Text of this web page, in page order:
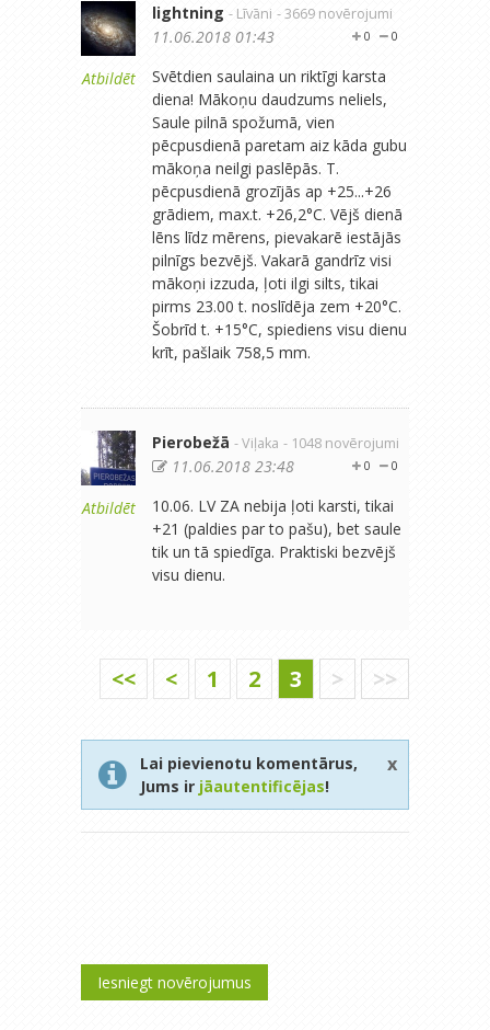
Atbildēt
lightning - Līvāni - 3669 novērojumi
0
0
11.06.2018 01:43
Svētdien saulaina un riktīgi karsta
diena! Mākoņu daudzums neliels,
Saule pilnā spožumā, vien
pēcpusdienā paretam aiz kāda gubu
mākoņa neilgi paslēpās. T.
pēcpusdienā grozījās ap +25...+26
grādiem, max.t. +26,2°C. Vējš dienā
lēns līdz mērens, pievakarē iestājās
pilnīgs bezvējš. Vakarā gandrīz visi
mākoņi izzuda, ļoti ilgi silts, tikai
pirms 23.00 t. noslīdēja zem +20°C.
Šobrīd t. +15°C, spiediens visu dienu
krīt, pašlaik 758,5 mm.
Atbildēt
Pierobežā - Viļaka - 1048 novērojumi
0
0
11.06.2018 23:48
10.06. LV ZA nebija ļoti karsti, tikai
+21 (paldies par to pašu), bet saule
tik un tā spiedīga. Praktiski bezvējš
visu dienu.
<< < 1 2 3 > >>
Lai pievienotu komentārus,
Jums ir jāautentificējas!
x
Iesniegt novērojumus